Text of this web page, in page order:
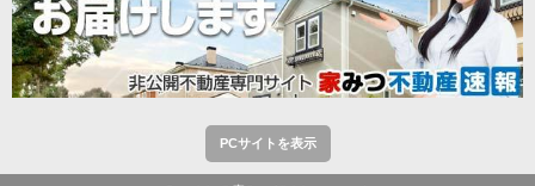
PCサイトを表示